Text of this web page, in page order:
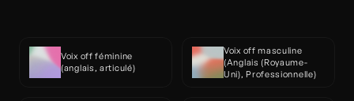
Voix off féminine
(anglais, articulé)
Voix off masculine
(Anglais (Royaume-
Uni), Professionnelle)